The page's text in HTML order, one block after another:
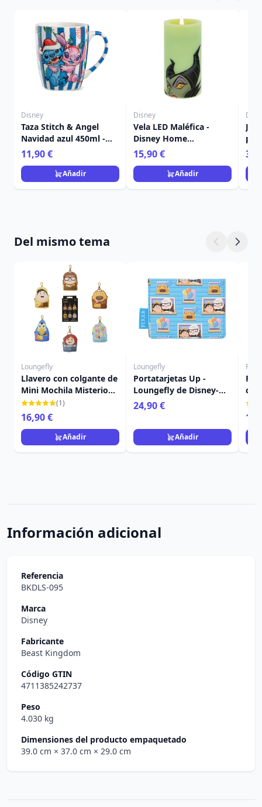
Disney
Taza Stitch & Angel
Navidad azul 450ml -
Egan Disney Home
11,90 €
Añadir
Disney
Vela LED Maléfica -
Disney Home
Frangrance Collection
15,90 €
Añadir
Del mismo tema
Loungefly
Llavero con colgante de
Mini Mochila Misterio
de Up - Disney-Pixar
Loungefly
(1)
16,90 €
Añadir
Loungefly
Portatarjetas Up -
Loungefly de Disney-
Pixar
24,90 €
Añadir
con
Información adicional
Referencia
BKDLS-095
Marca
Disney
Fabricante
Beast Kingdom
Código GTIN
4711385242737
Peso
4.030 kg
Dimensiones del producto empaquetado
39.0 cm × 37.0 cm × 29.0 cm